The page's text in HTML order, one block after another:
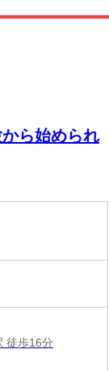
ら始められ
徒歩16分